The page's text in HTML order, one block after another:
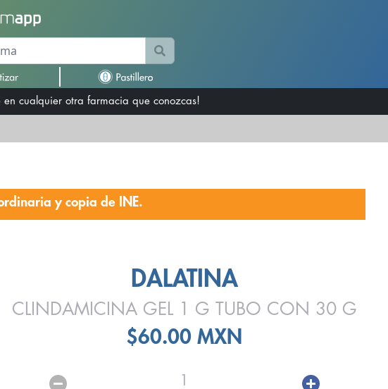
en cualquier otra farmacia que conozcas!
y copia de INE.
DALATINA
CLINDAMICINA GEL 1 G TUBO CON 30 G
$60.00 MXN
1